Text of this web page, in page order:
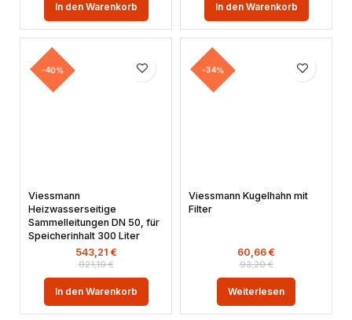
In den Warenkorb In den Warenkorb
-40%
Viessmann
Heizwasserseitige
Sammelleitungen DN 50, für
Speicherinhalt 300 Liter
921,10€
543,21 €
In den Warenkorb
-34%
Viessmann Kugelhahn mit
Filter
93,20€
60,66 €
Weiterlesen